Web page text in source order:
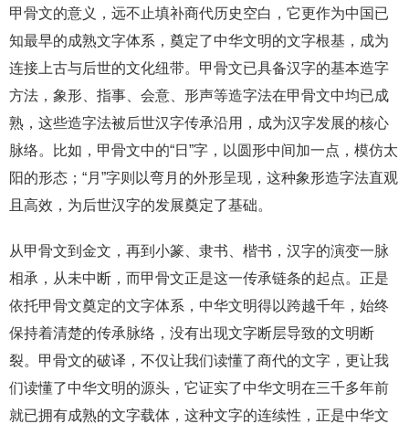
甲骨文的意义，远不止填补商代历史空白，它更作为中国已
知最早的成熟文字体系，奠定了中华文明的文字根基，成为
连接上古与后世的文化纽带。甲骨文已具备汉字的基本造字
方法，象形、指事、会意、形声等造字法在甲骨文中均已成
熟，这些造字法被后世汉字传承沿用，成为汉字发展的核心
脉络。比如，甲骨文中的“日”字，以圆形中间加一点，模仿太
阳的形态；“月”字则以弯月的外形呈现，这种象形造字法直观
且高效，为后世汉字的发展奠定了基础。
从甲骨文到金文，再到小篆、隶书、楷书，汉字的演变一脉
相承，从未中断，而甲骨文正是这一传承链条的起点。正是
依托甲骨文奠定的文字体系，中华文明得以跨越千年，始终
保持着清楚的传承脉络，没有出现文字断层导致的文明断
裂。甲骨文的破译，不仅让我们读懂了商代的文字，更让我
们读懂了中华文明的源头，它证实了中华文明在三千多年前
就已拥有成熟的文字载体，这种文字的连续性，正是中华文